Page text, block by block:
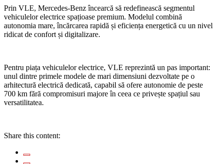
Prin VLE, Mercedes-Benz încearcă să redefinească segmentul
vehiculelor electrice spațioase premium. Modelul combină
autonomia mare, încărcarea rapidă și eficiența energetică cu un nivel
ridicat de confort și digitalizare.
Pentru piața vehiculelor electrice, VLE reprezintă un pas important:
unul dintre primele modele de mari dimensiuni dezvoltate pe o
arhitectură electrică dedicată, capabil să ofere autonomie de peste
700 km fără compromisuri majore în ceea ce privește spațiul sau
versatilitatea.
Share this content: